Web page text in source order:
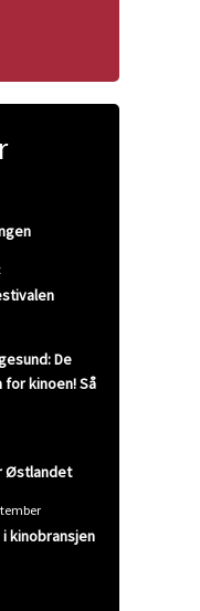
De
kinoen! Så
Østlandet
kinobransjen